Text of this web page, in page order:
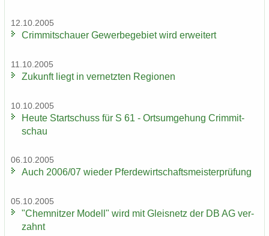
12.10.2005
Crim­mit­schau­er Ge­wer­be­ge­biet wird er­wei­tert
11.10.2005
Zu­kunft liegt in ver­netz­ten Re­gio­nen
10.10.2005
Heute Start­schuss für S 61 - Orts­um­ge­hung Crim­mit­
schau
06.10.2005
Auch 2006/07 wie­der Pfer­de­wirt­schafts­meis­ter­prü­fung
05.10.2005
"Chem­nit­zer Mo­dell" wird mit Gleis­netz der DB AG ver­
zahnt